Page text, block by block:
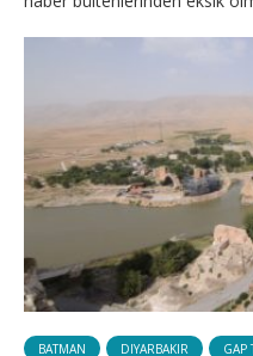
BATMAN DIYARBAKIR GAP